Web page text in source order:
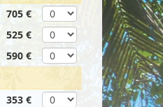
705 €
525 €
590 €
353 €